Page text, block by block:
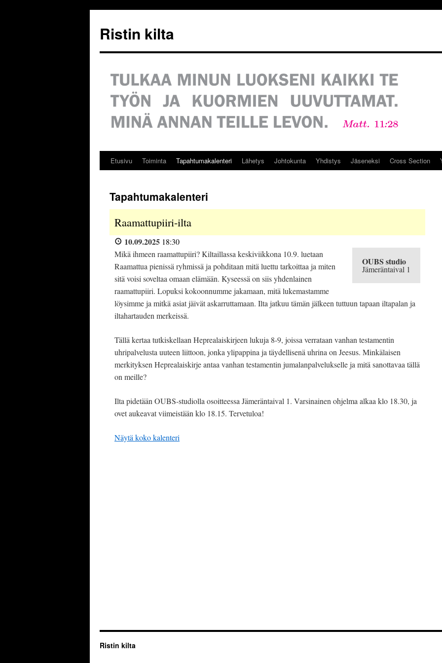
Ristin kilta
Etusivu Toiminta Tapahtumakalenteri Lähetys Johtokunta Yhdistys Jäseneksi Cross Section
Tapahtumakalenteri
Raamattupiiri-ilta
10.09.2025 18:30
OUBS studio
Jämeräntaival 1
Mikä ihmeen raamattupiiri? Kiltaillassa keskiviikkona 10.9. luetaan
Raamattua pienissä ryhmissä ja pohditaan mitä luettu tarkoittaa ja miten
sitä voisi soveltaa omaan elämään. Kyseessä on siis yhdenlainen
raamattupiiri. Lopuksi kokoonnumme jakamaan, mitä lukemastamme
löysimme ja mitkä asiat jäivät askarruttamaan. Ilta jatkuu tämän jälkeen tuttuun tapaan iltapalan ja
iltahartauden merkeissä.
Tällä kertaa tutkiskellaan Heprealaiskirjeen lukuja 8-9, joissa verrataan vanhan testamentin
uhripalvelusta uuteen liittoon, jonka ylipappina ja täydellisenä uhrina on Jeesus. Minkälaisen
merkityksen Heprealaiskirje antaa vanhan testamentin jumalanpalvelukselle ja mitä sanottavaa tällä
on meille?
Ilta pidetään OUBS-studiolla osoitteessa Jämeräntaival 1. Varsinainen ohjelma alkaa klo 18.30, ja
ovet aukeavat viimeistään klo 18.15. Tervetuloa!
Näytä koko kalenteri
Ristin kilta